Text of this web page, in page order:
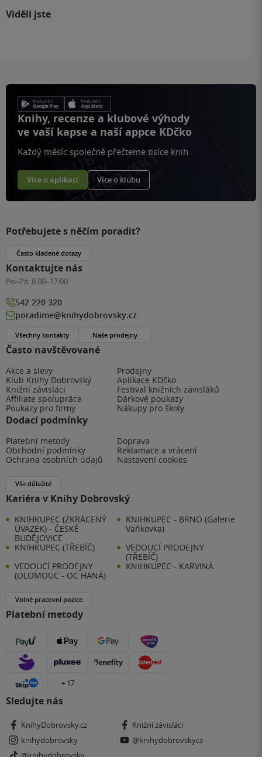
Viděli jste
Knihy, recenze a klubové výhody
ve vaší kapse a naší appce KDčko
Každý měsíc společně přečteme tisíce knih
Více o aplikaci Více o klubu
Často navštěvované
Akce a slevy
Prodejny
Klub Knihy Dobrovský
Aplikace KDčko
Knižní závisláci
Festival knižních závisláků
Affiliate spolupráce
Dárkové poukazy
Poukazy pro firmy
Nákupy pro školy
Dodací podmínky
Platební metody
Doprava
Obchodní podmínky
Reklamace a vrácení
Ochrana osobních údajů
Nastavení cookies
Vše důležité
Kariéra v Knihy Dobrovský
KNIHKUPEC (ZKRÁCENÝ
ÚVAZEK) - ČESKÉ
BUDĚJOVICE
KNIHKUPEC - BRNO (Galerie
Vaňkovka)
KNIHKUPEC (TŘEBÍČ)
VEDOUCÍ PRODEJNY
(TŘEBÍČ)
VEDOUCÍ PRODEJNY
(OLOMOUC - OC HANÁ)
KNIHKUPEC - KARVINÁ
Volné pracovní pozice
Platební metody
+ 17
Sledujte nás
KnihyDobrovsky.cz
Knižní závisláci
knihydobrovsky
@knihydobrovskycz
Potřebujete s něčím poradit?
Často kladené dotazy
Kontaktujte nás
Po–Pá: 8:00–17:00
542 220 320
poradime@knihydobrovsky.cz
Všechny kontakty Naše prodejny